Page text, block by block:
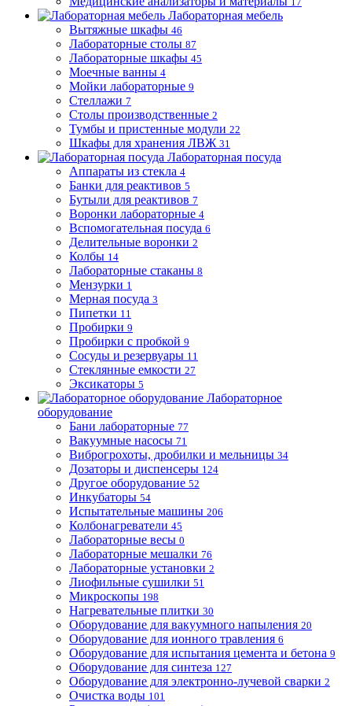
Лабораторная мебель
Вытяжные шкафы 46
Лабораторные столы 87
Лабораторные шкафы 45
Моечные ванны 4
Мойки лабораторные 9
Стеллажи 7
Столы производственные 2
Тумбы и пристенные модули 22
Шкафы для хранения ЛВЖ 31
Лабораторная посуда
Аппараты из стекла 4
Банки для реактивов 5
Бутыли для реактивов 7
Воронки лабораторные 4
Вспомогательная посуда 6
Делительные воронки 2
Колбы 14
Лабораторные стаканы 8
Мензурки 1
Мерная посуда 3
Пипетки 11
Пробирки 9
Пробирки с пробкой 9
Сосуды и резервуары 11
Стеклянные емкости 27
Эксикаторы 5
Лабораторное
оборудование
Бани лабораторные 77
Вакуумные насосы 71
Виброгрохоты, дробилки и мельницы 34
Дозаторы и диспенсеры 124
Другое оборудование 52
Инкубаторы 54
Испытательные машины 206
Колбонагреватели 45
Лабораторные весы 0
Лабораторные мешалки 76
Лабораторные установки 2
Лиофильные сушилки 51
Микроскопы 198
Нагревательные плитки 30
Оборудование для вакуумного напыления 20
Оборудование для ионного травления 6
Оборудование для испытания цемента и бетона 9
Оборудование для синтеза 127
Оборудование для электронно-лучевой сварки 2
Очистка воды 101